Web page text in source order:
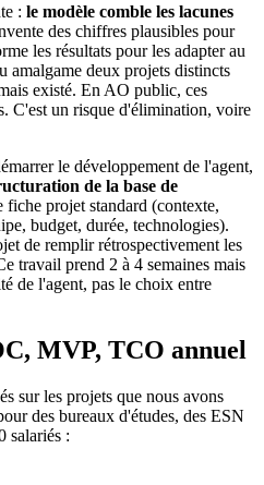
: le modèle comble les lacunes
des chiffres plausibles pour
les résultats pour les adapter au
amalgame deux projets distincts
existé. En AO public, ces
C'est un risque d'élimination, voire
le développement de l'agent,
de la base de
projet standard (contexte,
budget, durée, technologies).
de remplir rétrospectivement les
travail prend 2 à 4 semaines mais
de l'agent, pas le choix entre
MVP, TCO annuel
sur les projets que nous avons
des bureaux d'études, des ESN
salariés :